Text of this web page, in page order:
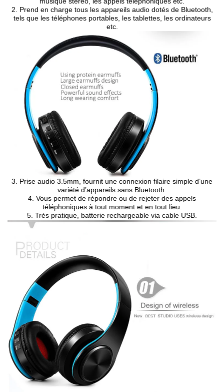
2. Prend en charge tous les appareils audio dotés de Bluetooth,
tels que les téléphones portables, les tablettes, les ordinateurs
etc.
3. Prise audio 3.5mm, fournit une connexion filaire simple d’une
variété d’appareils sans Bluetooth.
4. Vous permet de répondre ou de rejeter des appels
téléphoniques à tout moment et en tout lieu.
5. Très pratique, batterie rechargeable via cable USB.